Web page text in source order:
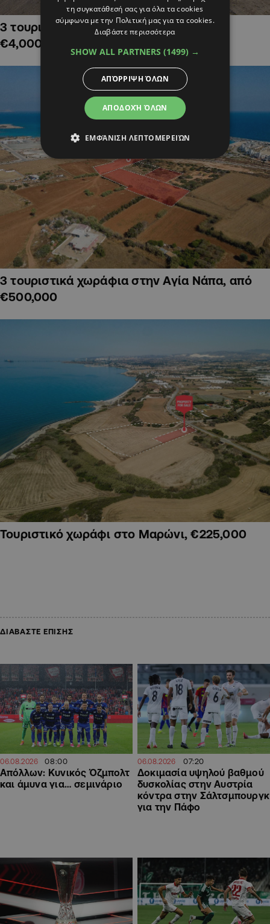
3 τουριστικά χωράφια στην Αλαμινό,
€4,000,000
3 τουριστικά χωράφια στην Αγία Νάπα, από
€500,000
Τουριστικό χωράφι στο Μαρώνι, €225,000
ΔΙΑΒΑΣΤΕ ΕΠΙΣΗΣ
06.08.2026 08:00
Απόλλων: Κυνικός Όζμπολτ
και άμυνα για… σεμινάριο
06.08.2026 07:20
Δοκιμασία υψηλού βαθμού
δυσκολίας στην Αυστρία
κόντρα στην Σάλτσμπουργκ
για την Πάφο
τη συγκατάθεσή σας για όλα τα cookies
σύμφωνα με την Πολιτική μας για τα cookies.
Διαβάστε περισσότερα
SHOW ALL PARTNERS (1499) →
ΑΠΟΔΟΧΉ ΌΛΩΝ
ΑΠΌΡΡΙΨΗ ΌΛΩΝ
ΕΜΦΆΝΙΣΗ ΛΕΠΤΟΜΕΡΕΙΏΝ